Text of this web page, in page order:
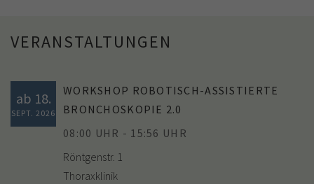
VERANSTALTUNGEN
ab 18.
SEPT. 2026
WORKSHOP ROBOTISCH-ASSISTIERTE
BRONCHOSKOPIE 2.0
08:00 UHR - 15:56 UHR
Röntgenstr. 1
Thoraxklinik